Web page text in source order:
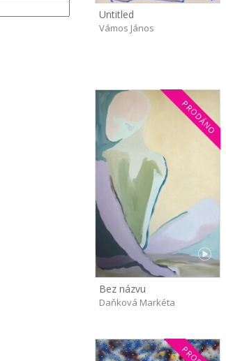
Untitled
Vámos János
PRODÁNO
Bez názvu
Daňková Markéta